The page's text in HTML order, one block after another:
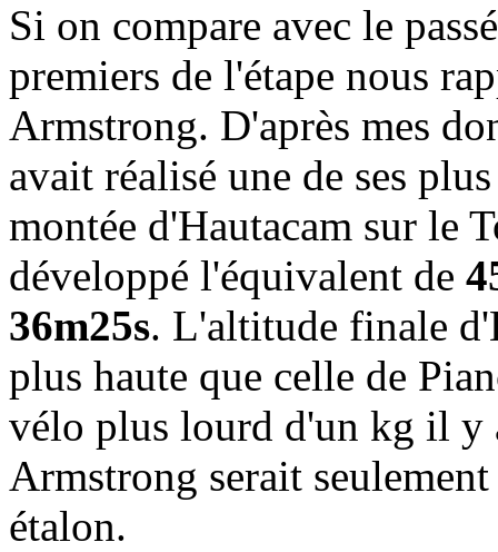
Si on compare avec le
premiers de l'étape nous
Armstrong. D'après mes
avait réalisé une de ses
montée d'Hautacam sur le
développé l'équivalent de
36m25s. L'altitude finale
plus haute que celle de
vélo plus lourd d'un kg il y
Armstrong serait
étalon.